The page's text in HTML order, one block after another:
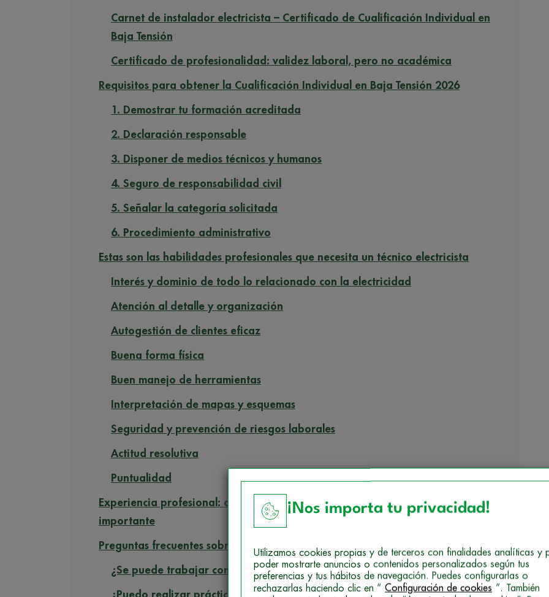
Carnet de instalador electricista – Certificado de Cualificación Individual en
Baja Tensión
Certificado de profesionalidad: validez laboral, pero no académica
Requisitos para obtener la Cualificación Individual en Baja Tensión 2026
1. Demostrar tu formación acreditada
2. Declaración responsable
3. Disponer de medios técnicos y humanos
4. Seguro de responsabilidad civil
5. Señalar la categoría solicitada
6. Procedimiento administrativo
Estas son las habilidades profesionales que necesita un técnico electricista
Interés y dominio de todo lo relacionado con la electricidad
Atención al detalle y organización
Autogestión de clientes eficaz
Buena forma física
Buen manejo de herramientas
Interpretación de mapas y esquemas
Seguridad y prevención de riesgos laborales
Actitud resolutiva
Puntualidad
Experiencia profesional: cómo obtenerla como técnico electricista y por qué es
importante
Preguntas frecuentes sobre requisitos para ser técnico electricista
¿Se puede trabajar como electricista sin un título oficial?
¿Puedo realizar prácticas en empresas sin tener el título de electricista?
¡Nos importa tu privacidad!
Utilizamos cookies propias y de terceros con finalidades analíticas y
poder mostrarte anuncios o contenidos personalizados según tus
preferencias y tus hábitos de navegación. Puedes configurarlas o
rechazarlas haciendo clic en “ Configuración de cookies ”. También